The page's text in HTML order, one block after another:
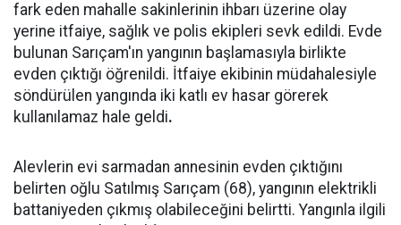
fark eden mahalle sakinlerinin ihbarı üzerine olay
yerine itfaiye, sağlık ve polis ekipleri sevk edildi. Evde
bulunan Sarıçam'ın yangının başlamasıyla birlikte
evden çıktığı öğrenildi. İtfaiye ekibinin müdahalesiyle
söndürülen yangında iki katlı ev hasar görerek
kullanılamaz hale geldi.
Alevlerin evi sarmadan annesinin evden çıktığını
belirten oğlu Satılmış Sarıçam (68), yangının elektrikli
battaniyeden çıkmış olabileceğini belirtti. Yangınla ilgili